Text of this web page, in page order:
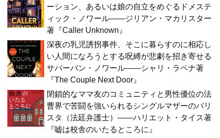
ーション、あるいは娘の自立をめぐるドメステ
ィック・ノワール――ジリアン・マカリスター
著『Caller Unknown』
深夜の乳児誘拐事件、そこに暮らすのに相応し
い人間になろうとする呪縛が悲劇を招き寄せる
サバーバン・ノワール――シャリ・ラペナ著
『The Couple Next Door』
閉鎖的なママ友のコミュニティと男性優位の法
曹界で苦闘を強いられるシングルマザーのバリ
スタ（法廷弁護士）――ハリエット・タイス著
『嘘は校舎のいたるところに』